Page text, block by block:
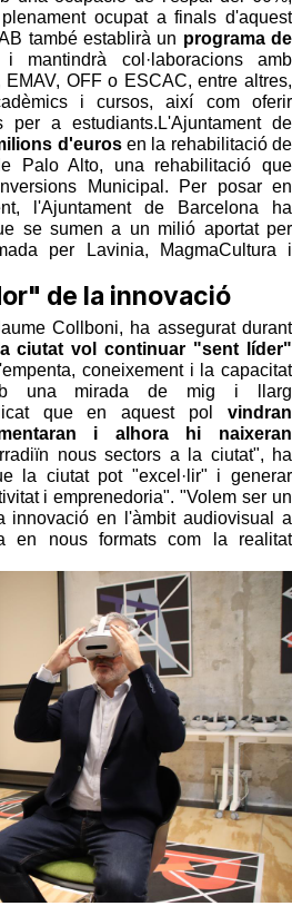
ocupat a finals d'aquest
també establirà un programa de
col·laboracions amb
OFF o ESCAC, entre altres,
i cursos, així com oferir
per a estudiants.L'Ajuntament de
d'eurosen la rehabilitació de
Palo Alto, una rehabilitació que
Municipal. Per posar en
l'Ajuntament de Barcelona ha
se sumen a un milió aportat per
per Lavinia, MagmaCultura i
de la innovació
Collboni, ha assegurat durant
la ciutat vol continuar "sent líder"
coneixement i la capacitat
una mirada de mig i llarg
que en aquest pol vindran
i alhora hi naixeran
nous sectors a la ciutat", ha
la ciutat pot "excel·lir" i generar
i emprenedoria". "Volem ser un
innovació en l'àmbit audiovisual a
en nous formats com la realitat